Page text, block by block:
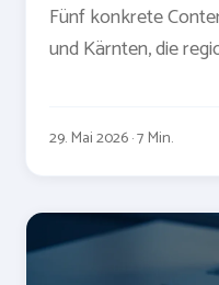
Fünf konkrete
und Kärnten, die
29. Mai 2026 · 7 Min.